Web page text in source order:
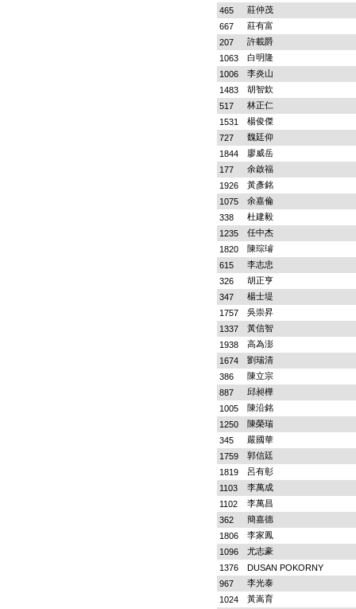
465
莊仲茂
667
莊有富
207
許載爵
1063
白明隆
1006
李炎山
1483
胡智欽
517
林正仁
1531
楊俊傑
727
魏廷仰
1844
廖威岳
177
余啟福
1926
黃彥銘
1075
余嘉倫
338
杜建毅
1235
任中杰
1820
陳琮璿
615
李志忠
326
胡正亨
347
楊士堤
1757
吳崇昇
1337
黃信智
1938
高為澎
1674
劉瑞清
386
陳立宗
887
邱昶樺
1005
陳沿銘
1250
陳榮瑞
345
嚴國華
1759
郭信廷
1819
呂有彰
1103
李萬成
1102
李萬昌
362
簡嘉德
1806
李家鳳
1096
尤志豪
1376
DUSAN POKORNY
967
李光泰
1024
黃嵩育